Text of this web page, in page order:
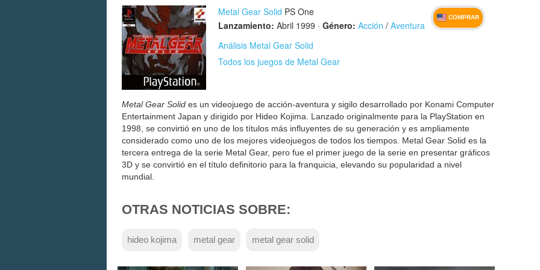
Metal Gear Solid PS One
Lanzamiento: Abril 1999 · Género: Acción / Aventura
COMPRAR
Análisis Metal Gear Solid
Todos los juegos de Metal Gear
Metal Gear Solid es un videojuego de acción-aventura y sigilo desarrollado por Konami Computer
Entertainment Japan y dirigido por Hideo Kojima. Lanzado originalmente para la PlayStation en
1998, se convirtió en uno de los títulos más influyentes de su generación y es ampliamente
considerado como uno de los mejores videojuegos de todos los tiempos. Metal Gear Solid es la
tercera entrega de la serie Metal Gear, pero fue el primer juego de la serie en presentar gráficos
3D y se convirtió en el título definitorio para la franquicia, elevando su popularidad a nivel
mundial.
OTRAS NOTICIAS SOBRE:
hideo kojima metal gear metal gear solid